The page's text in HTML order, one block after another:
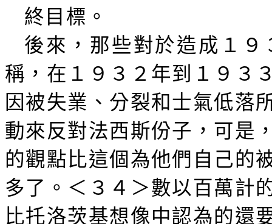
終目標。
後來，那些對於造成１
稱，在１９３２年到１９３
因被失業、分裂和士氣低落
動來反對法西斯份子，可是
的觀點比這個為他們自己的
多了。＜３４＞數以百萬計
比托洛茨基想像中認為的還